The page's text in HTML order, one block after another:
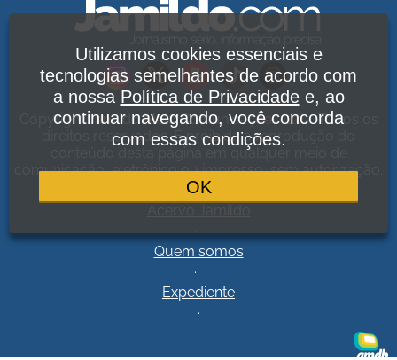
Copyright Jamildo Melo Comunicações Ltda. Todos os
direitos reservados. É proibida a reprodução do
conteúdo desta página em qualquer meio de
comunicação, eletrônico ou impresso, sem autorização.
Política de Privacidade
Quem somos
.
Expediente
.
Utilizamos cookies essenciais e
tecnologias semelhantes de acordo com
a nossa Política de Privacidadee, ao
continuar navegando, você concorda
com essas condições.
OK